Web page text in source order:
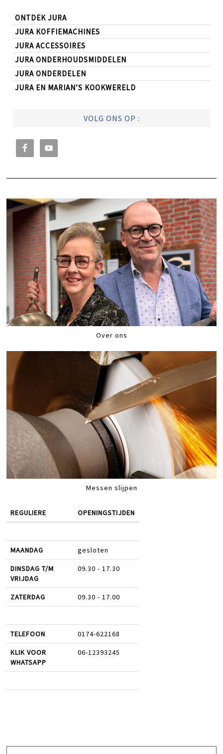
ONTDEK JURA
JURA KOFFIEMACHINES
JURA ACCESSOIRES
JURA ONDERHOUDSMIDDELEN
JURA ONDERDELEN
JURA EN MARIAN’S KOOKWERELD
VOLG ONS OP :
Over ons
Messen slijpen
REGULIERE OPENINGSTIJDEN
MAANDAG gesloten
DINSDAG T/M
VRIJDAG
09.30 - 17.30
ZATERDAG 09.30 - 17.00
TELEFOON 0174-622168
KLIK VOOR
WHATSAPP
06-12393245